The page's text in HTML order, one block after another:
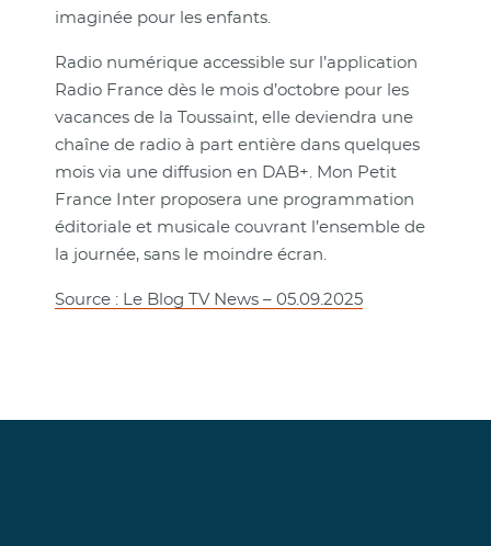
imaginée pour les enfants.
Radio numérique accessible sur l’application
Radio France dès le mois d’octobre pour les
vacances de la Toussaint, elle deviendra une
chaîne de radio à part entière dans quelques
mois via une diffusion en DAB+. Mon Petit
France Inter proposera une programmation
éditoriale et musicale couvrant l’ensemble de
la journée, sans le moindre écran.
Source : Le Blog TV News – 05.09.2025